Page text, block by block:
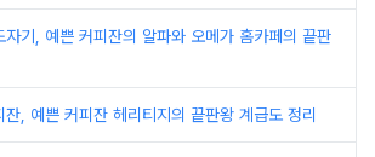
자기, 예쁜 커피잔의 알파와 오메가 홈카페의 끝판
잔, 예쁜 커피잔 헤리티지의 끝판왕 계급도 정리